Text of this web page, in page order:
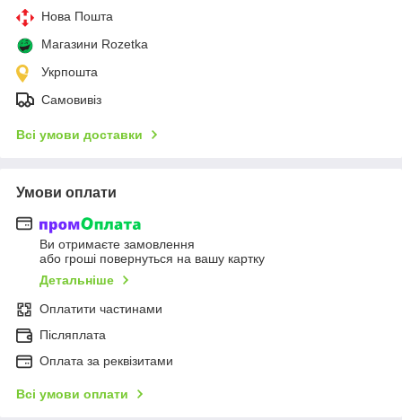
Нова Пошта
Магазини Rozetka
Укрпошта
Самовивіз
Всі умови доставки
Умови оплати
Ви отримаєте замовлення
або гроші повернуться на вашу картку
Детальніше
Оплатити частинами
Післяплата
Оплата за реквізитами
Всі умови оплати